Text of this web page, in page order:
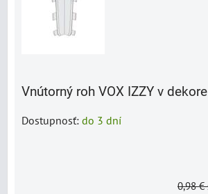
Vnútorný roh VOX IZZY v
Dostupnosť: do 3 dní
0,98 €